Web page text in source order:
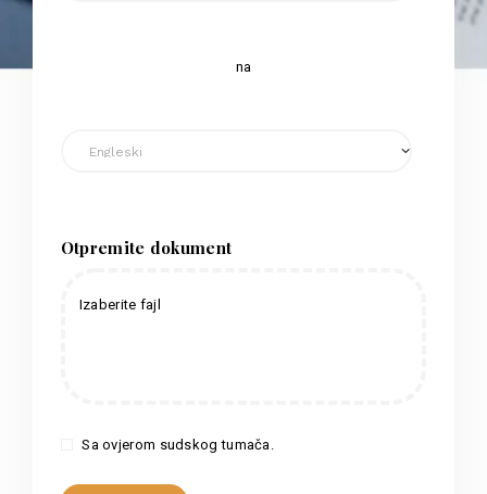
na
Otpremite dokument
Izaberite fajl
Sa ovjerom sudskog tumača.